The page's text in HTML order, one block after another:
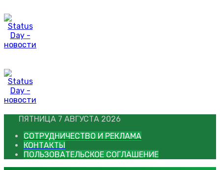
к
контенту
ПЯТНИЦА 7 АВГУСТА 2026
СОТРУДНИЧЕСТВО И РЕКЛАМА
КОНТАКТЫ
ПОЛЬЗОВАТЕЛЬСКОЕ СОГЛАШЕНИЕ